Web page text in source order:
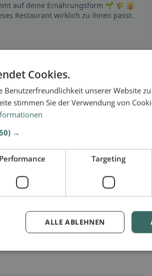
auf deine Ernährungsform 🌱 🌾 🕌
Restaurant wirklich zu ihnen passt.
glutenfrei, vegan, vegetarisch oder
Cookies.
Benutzerfreundlichkeit unserer Website
stimmen Sie der Verwendung von
→
Performance Targeting
ALLE ABLEHNEN